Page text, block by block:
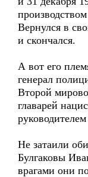
Вернулся в
и скончался.
А вот его
генерал
Второй
главарей
Не затаили
Булгаковы
врагами они